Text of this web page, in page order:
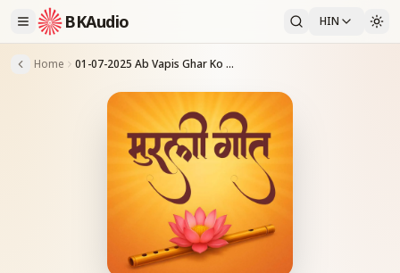
BKAudio HIN
Home 01-07-2025 Ab Vapis Ghar Ko Jana Hai